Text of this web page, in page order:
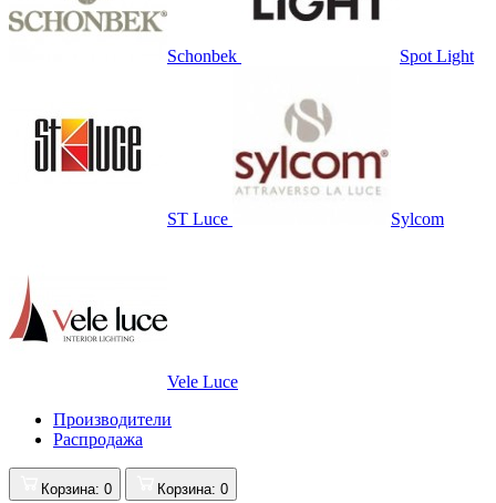
Schonbek Spot Light
ST Luce Sylcom
Vele Luce
Производители
Распродажа
Корзина: 0 Корзина: 0